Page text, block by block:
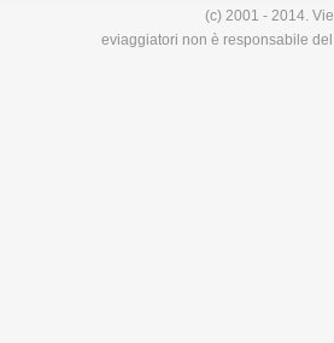
(c) 2001 - 2014.
eviaggiatori non è responsabile